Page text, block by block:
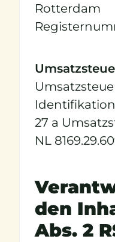
Rotterdam
27 a
NL
den
Abs. 2